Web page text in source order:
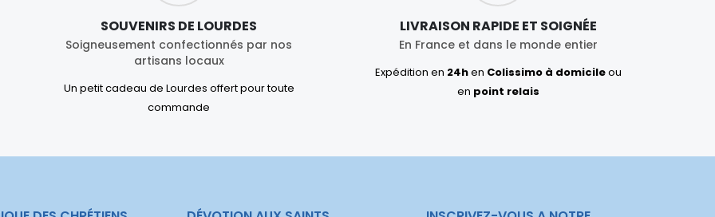
SOUVENIRS DE LOURDES
Soigneusement confectionnés par nos
artisans locaux
Un petit cadeau de Lourdes offert pour toute
commande
LIVRAISON RAPIDE ET SOIGNÉE
En France et dans le monde entier
Expédition en 24hen Colissimo à domicileou
en point relais